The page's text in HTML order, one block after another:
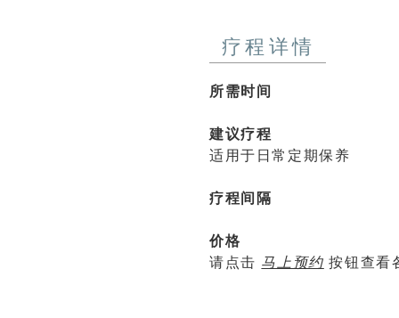
疗程详情
所需时间
建议疗程
适用于日常定期保养
疗程间隔
价格
请点击 马上预约 按钮查看